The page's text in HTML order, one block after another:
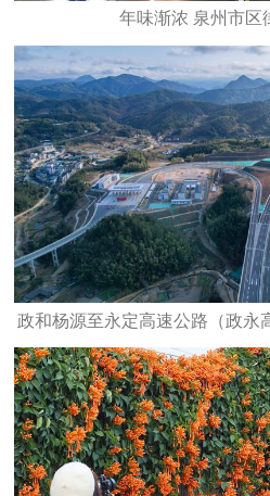
年味渐浓 泉州市区
政和杨源至永定高速公路（政永